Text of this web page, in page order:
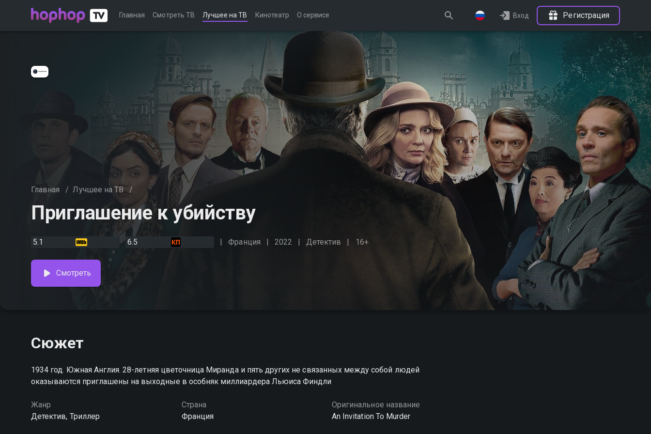
Главная Смотреть ТВ Лучшее на ТВ Кинотеатр О сервисе Вход Регистрация
Главная / Лучшее на ТВ /
Приглашение к убийству
5.1 6.5 Франция 2022 Детектив 16+
Смотреть
Сюжет
1934 год. Южная Англия. 28-летняя цветочница Миранда и пять других не связанных между собой людей
оказываются приглашены на выходные в особняк миллиардера Льюиса Финдли
Жанр
Детектив, Триллер
Страна
Франция
Оригинальное название
An Invitation To Murder